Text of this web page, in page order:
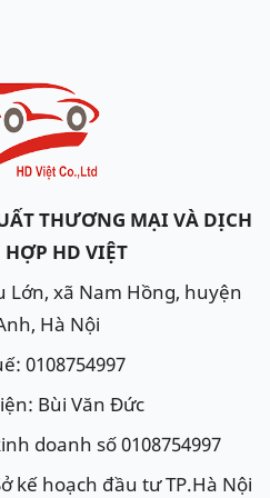
ắc quy nào?
phù hợp. Đừng quá ham
không rõ nguồn gốc. Các
có thể kể tên như:
năm của Đức. Nhà máy
của Hàn Quốc. Nhà máy
Nhà máy sản xuất tại Ấn
ắc quy chính hãng, chúng
Mercedes GL 550
với giá
THƯƠNG MẠI VÀ DỊCH
HỢP HD VIỆT
Lớn, xã Nam Hồng, huyện
Hà Nội
0108754997
Bùi Văn Đức
doanh số 0108754997
kế hoạch đầu tư TP.Hà Nội